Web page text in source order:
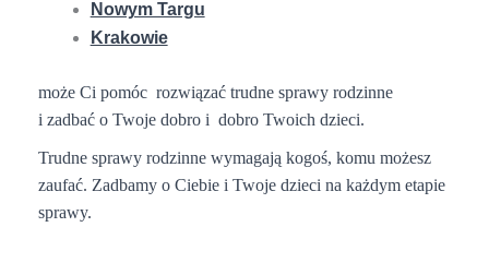
Nowym Targu
Krakowie
może Ci pomóc rozwiązać trudne sprawy rodzinne
i zadbać o Twoje dobro i dobro Twoich dzieci.
Trudne sprawy rodzinne wymagają kogoś, komu możesz
zaufać. Zadbamy o Ciebie i Twoje dzieci na każdym etapie
sprawy.